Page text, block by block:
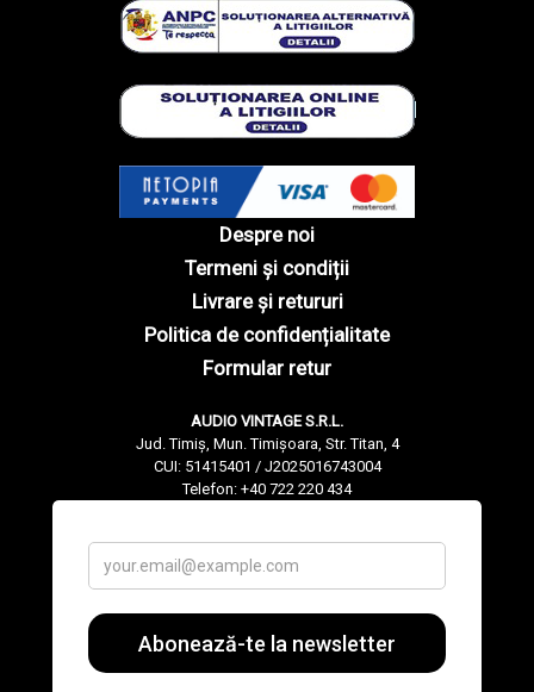
Despre noi
Termeni și condiții
Livrare și retururi
Politica de confidențialitate
Formular retur
AUDIO VINTAGE S.R.L.
Jud. Timiș, Mun. Timișoara, Str. Titan, 4
CUI: 51415401 / J2025016743004
Telefon: +40 722 220 434